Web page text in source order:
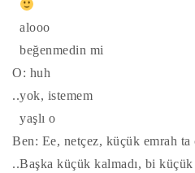
alooo
beğenmedin mi
O: huh
..yok, istemem
yaşlı o
Ben: Ee, netçez, küçük emrah
..Başka küçük kalmadı, bi